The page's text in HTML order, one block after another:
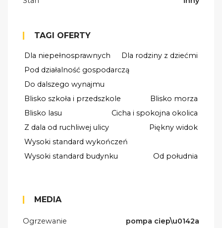
TAGI OFERTY
Dla niepełnosprawnych
Dla rodziny z dziećmi
Pod działalność gospodarczą
Do dalszego wynajmu
Blisko szkoła i przedszkole
Blisko morza
Blisko lasu
Cicha i spokojna okolica
Z dala od ruchliwej ulicy
Piękny widok
Wysoki standard wykończeń
Wysoki standard budynku
Od południa
MEDIA
Ogrzewanie pompa ciep\u0142a